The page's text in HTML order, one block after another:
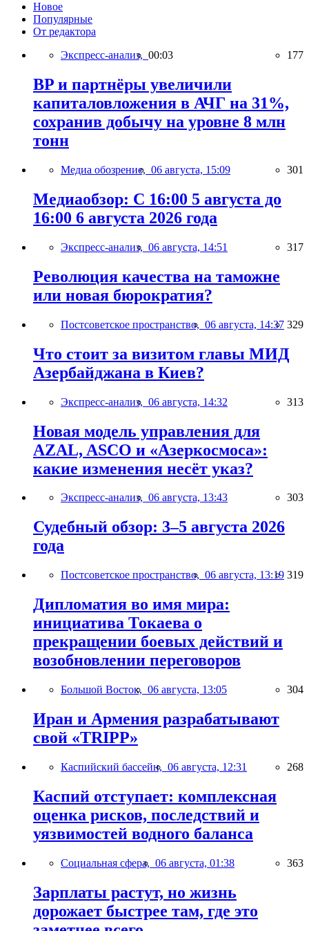
Новое
Популярные
От редактора
Экспресс-анализ, 00:03 177
BP и партнёры увеличили
капиталовложения в АЧГ на 31%,
сохранив добычу на уровне 8 млн
тонн
Медиа обозрение, 06 августа, 15:09 301
Медиаобзор: С 16:00 5 августа до
16:00 6 августа 2026 года
Экспресс-анализ, 06 августа, 14:51 317
Революция качества на таможне
или новая бюрократия?
Постсоветское пространство, 06 августа, 14:37 329
Что стоит за визитом главы МИД
Азербайджана в Киев?
Экспресс-анализ, 06 августа, 14:32 313
Новая модель управления для
AZAL, ASCO и «Азеркосмоса»:
какие изменения несёт указ?
Экспресс-анализ, 06 августа, 13:43 303
Судебный обзор: 3–5 августа 2026
года
Постсоветское пространство, 06 августа, 13:19 319
Дипломатия во имя мира:
инициатива Токаева о
прекращении боевых действий и
возобновлении переговоров
Большой Восток, 06 августа, 13:05 304
Иран и Армения разрабатывают
свой «TRIPP»
Каспийский бассейн, 06 августа, 12:31 268
Каспий отступает: комплексная
оценка рисков, последствий и
уязвимостей водного баланса
Социальная сфера, 06 августа, 01:38 363
Зарплаты растут, но жизнь
дорожает быстрее там, где это